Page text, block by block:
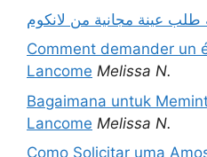
طلب عينة مجانية من لانكوم
Comment demander un
Lancome Melissa N.
Bagaimana untuk
Lancome Melissa N.
Como Solicitar uma